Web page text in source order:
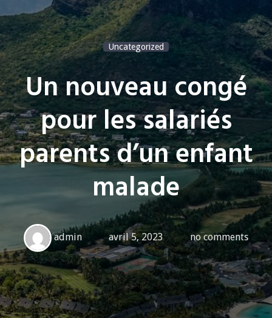
Notre groupe
Notre blog
Nous contacter
Uncategorized
Un nouveau congé
pour les salariés
parents d’un enfant
malade
admin avril 5, 2023 no comments